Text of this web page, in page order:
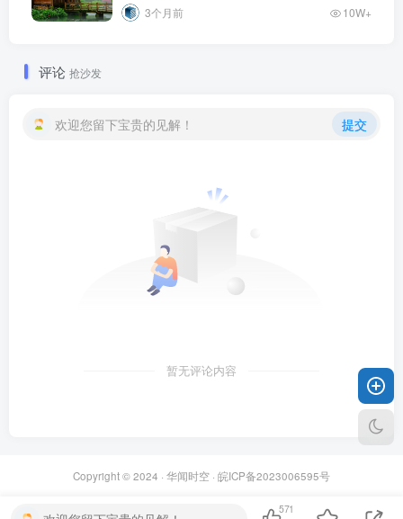
3个月前 10W+
评论 抢沙发
欢迎您留下宝贵的见解！ 提交
暂无评论内容
Copyright © 2024 · 华闻时空 · 皖ICP备2023006595号
571